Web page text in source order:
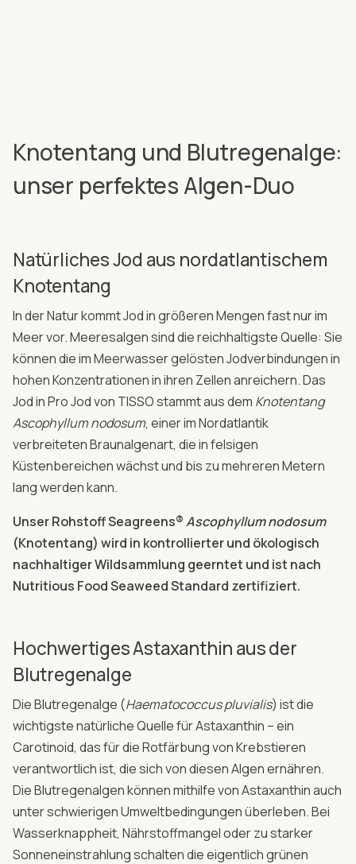
Knotentang und Blutregenalge:
unser perfektes Algen-Duo
Natürliches Jod aus nordatlantischem
Knotentang
In der Natur kommt Jod in größeren Mengen fast nur im
Meer vor. Meeresalgen sind die reichhaltigste Quelle: Sie
können die im Meerwasser gelösten Jodverbindungen in
hohen Konzentrationen in ihren Zellen anreichern. Das
Jod in Pro Jod von TISSO stammt aus dem Knotentang
Ascophyllum nodosum, einer im Nordatlantik
verbreiteten Braunalgenart, die in felsigen
Küstenbereichen wächst und bis zu mehreren Metern
lang werden kann.
Unser Rohstoff Seagreens®Ascophyllum nodosum
(Knotentang) wird in kontrollierter und ökologisch
nachhaltiger Wildsammlung geerntet und ist nach
Nutritious Food Seaweed Standard zertifiziert.
Hochwertiges Astaxanthin aus der
Blutregenalge
Die Blutregenalge (Haematococcus pluvialis) ist die
wichtigste natürliche Quelle für Astaxanthin – ein
Carotinoid, das für die Rotfärbung von Krebstieren
verantwortlich ist, die sich von diesen Algen ernähren.
Die Blutregenalgen können mithilfe von Astaxanthin auch
unter schwierigen Umweltbedingungen überleben. Bei
Wasserknappheit, Nährstoffmangel oder zu starker
Sonneneinstrahlung schalten die eigentlich grünen